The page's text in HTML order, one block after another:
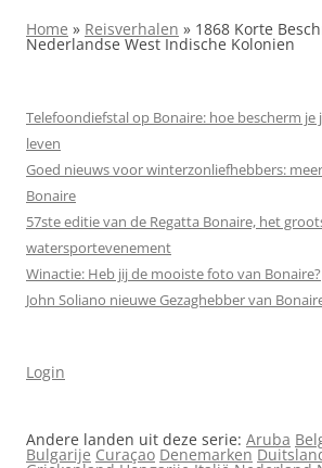
Home » Reisverhalen » 1868 Korte
Nederlandse West Indische Kolonien
Telefoondiefstal op Bonaire: hoe bescherm je
leven
Goed nieuws voor winterzonliefhebbers:
Bonaire
57ste editie van de Regatta Bonaire, het
watersportevenement
Winactie: Heb jij de mooiste foto van Bonaire?
John Soliano nieuwe Gezaghebber van
Login
Andere landen uit deze serie: Aruba
Bulgarije Curaçao Denemarken